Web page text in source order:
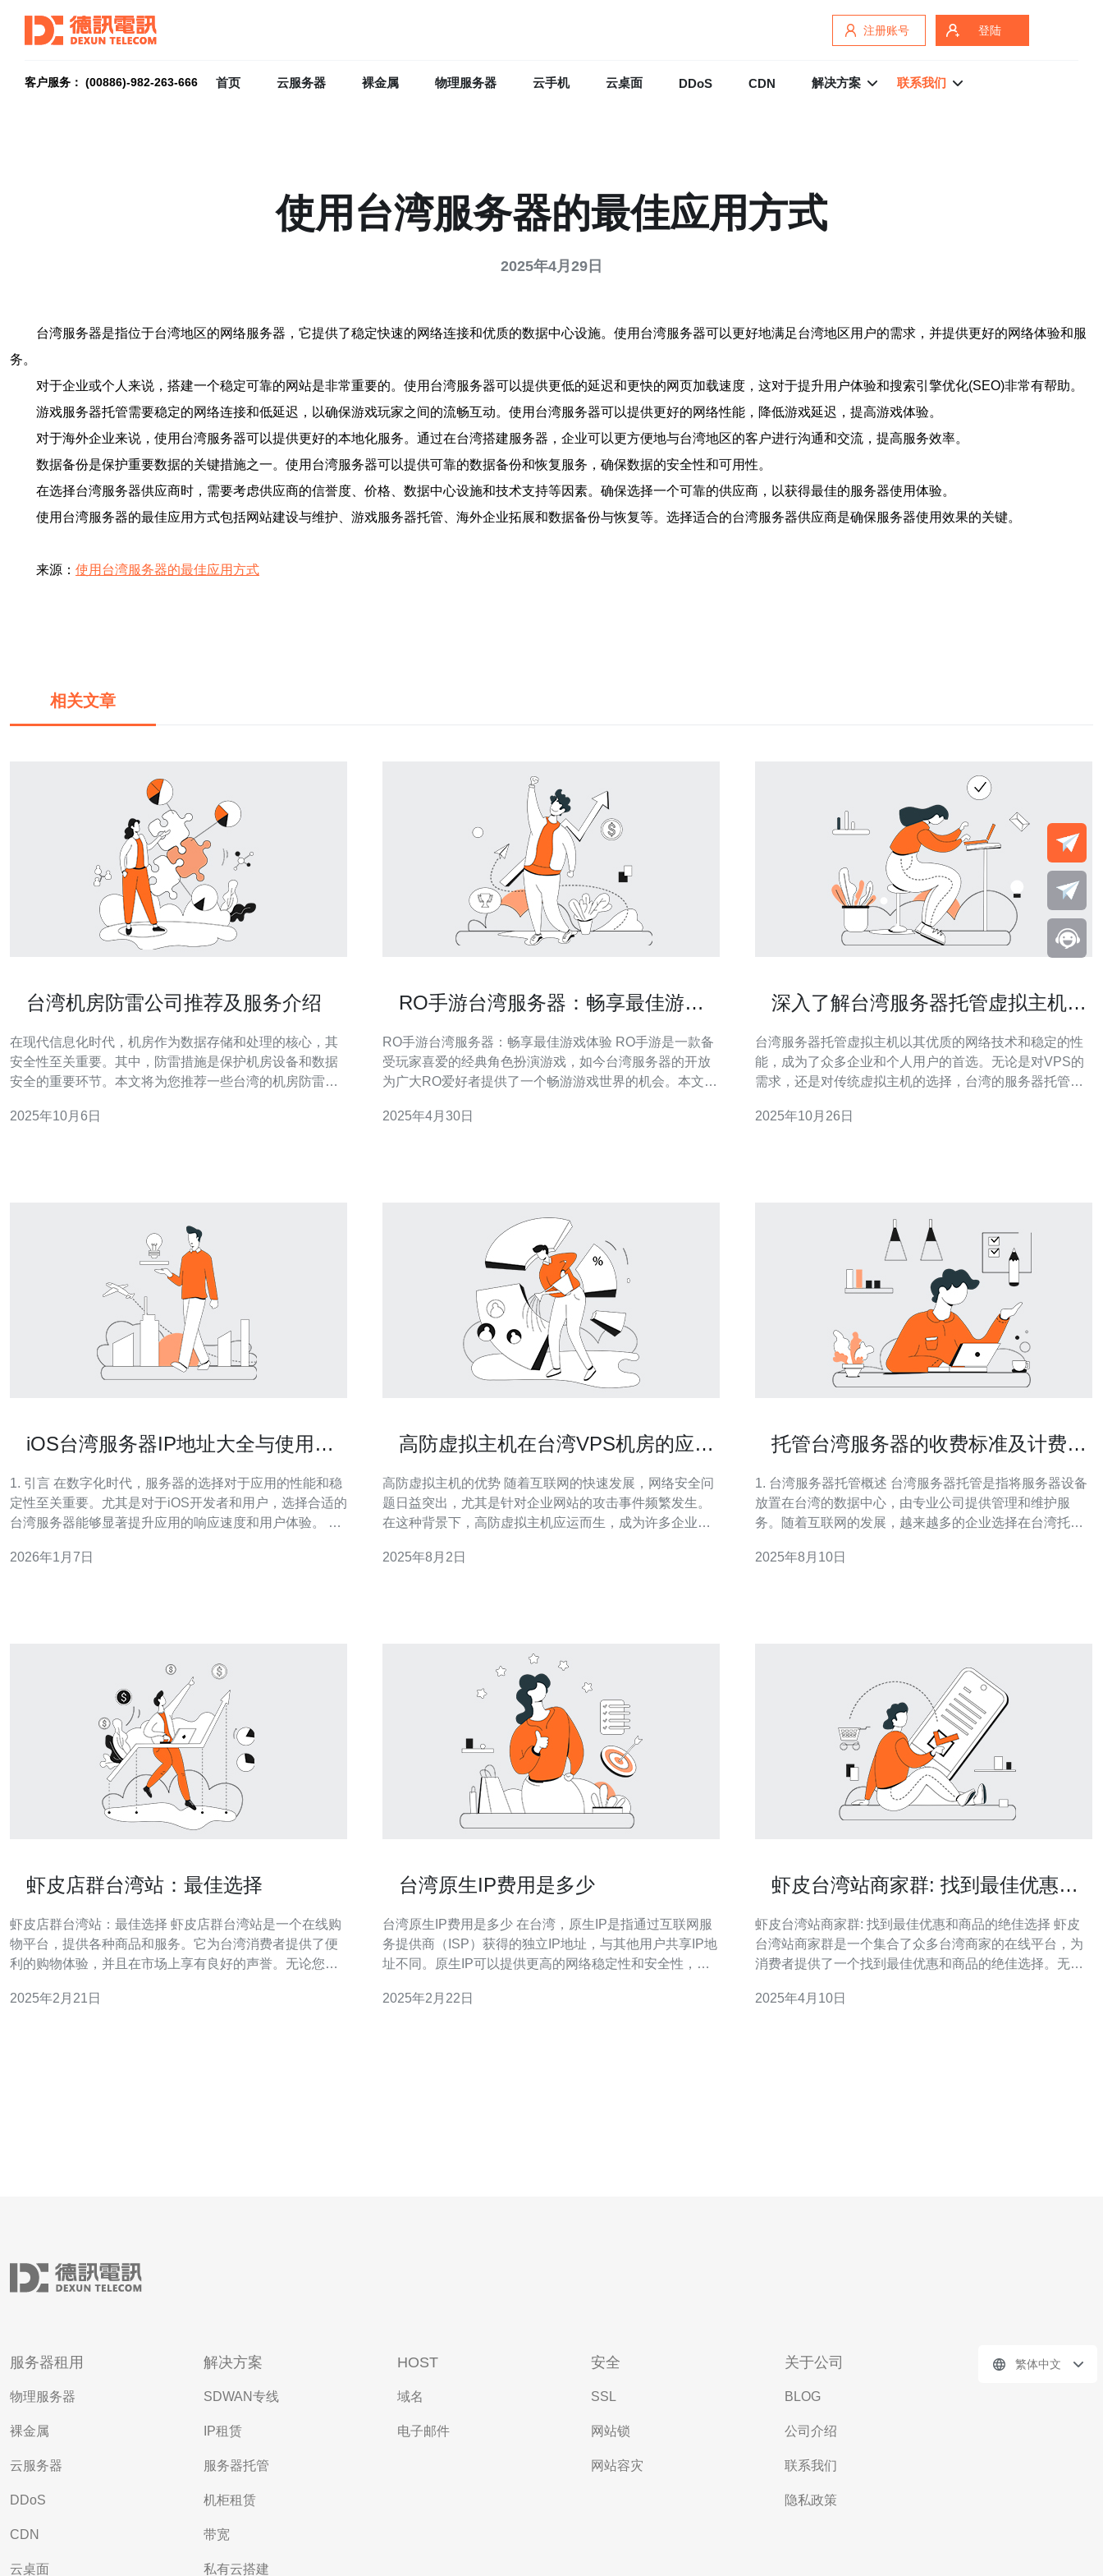
注册账号 登陆
客户服务： (00886)-982-263-666 首页 云服务器 裸金属 物理服务器 云手机 云桌面 DDoS CDN 解决方案 联系我们
使用台湾服务器的最佳应用方式
2025年4月29日
台湾服务器是指位于台湾地区的网络服务器，它提供了稳定快速的网络连接和优质的数据中心设施。使用台湾服务器可以更好地满足台湾地区用户的需求，并提供更好的网络体验和服
务。
对于企业或个人来说，搭建一个稳定可靠的网站是非常重要的。使用台湾服务器可以提供更低的延迟和更快的网页加载速度，这对于提升用户体验和搜索引擎优化(SEO)非常有帮助。
游戏服务器托管需要稳定的网络连接和低延迟，以确保游戏玩家之间的流畅互动。使用台湾服务器可以提供更好的网络性能，降低游戏延迟，提高游戏体验。
对于海外企业来说，使用台湾服务器可以提供更好的本地化服务。通过在台湾搭建服务器，企业可以更方便地与台湾地区的客户进行沟通和交流，提高服务效率。
数据备份是保护重要数据的关键措施之一。使用台湾服务器可以提供可靠的数据备份和恢复服务，确保数据的安全性和可用性。
在选择台湾服务器供应商时，需要考虑供应商的信誉度、价格、数据中心设施和技术支持等因素。确保选择一个可靠的供应商，以获得最佳的服务器使用体验。
使用台湾服务器的最佳应用方式包括网站建设与维护、游戏服务器托管、海外企业拓展和数据备份与恢复等。选择适合的台湾服务器供应商是确保服务器使用效果的关键。
来源： 使用台湾服务器的最佳应用方式
相关文章
台湾机房防雷公司推荐及服务介绍
在现代信息化时代，机房作为数据存储和处理的核心，其
安全性至关重要。其中，防雷措施是保护机房设备和数据
安全的重要环节。本文将为您推荐一些台湾的机房防雷公
雷？ 机房防雷是针对机房设备和数据中心进行雷电防护的
2025年10月6日
RO手游台湾服务器：畅享最佳游戏
RO手游台湾服务器：畅享最佳游戏体验 RO手游是一款备
受玩家喜爱的经典角色扮演游戏，如今台湾服务器的开放
为广大RO爱好者提供了一个畅游游戏世界的机会。本文将
够带来最佳游戏体验。 1. 服务器稳定可靠：RO手游台湾
2025年4月30日
深入了解台湾服务器托管虚拟主机的
台湾服务器托管虚拟主机以其优质的网络技术和稳定的性
能，成为了众多企业和个人用户的首选。无论是对VPS的
需求，还是对传统虚拟主机的选择，台湾的服务器托管都
务和技术支持，帮助用户实现最佳的网络体验。 台湾服务
2025年10月26日
iOS台湾服务器IP地址大全与使用推
1. 引言 在数字化时代，服务器的选择对于应用的性能和稳
定性至关重要。尤其是对于iOS开发者和用户，选择合适的
台湾服务器能够显著提升应用的响应速度和用户体验。 本
供实用的建议和配置示例。 2. 台湾服务器的优势 台湾服务
2026年1月7日
高防虚拟主机在台湾VPS机房的应用
高防虚拟主机的优势 随着互联网的快速发展，网络安全问
题日益突出，尤其是针对企业网站的攻击事件频繁发生。
在这种背景下，高防虚拟主机应运而生，成为许多企业和
防御能力，能够有效抵御各种DDoS攻击和网络入侵，确
2025年8月2日
托管台湾服务器的收费标准及计费方
1. 台湾服务器托管概述 台湾服务器托管是指将服务器设备
放置在台湾的数据中心，由专业公司提供管理和维护服
务。随着互联网的发展，越来越多的企业选择在台湾托管
2025年8月10日
虾皮店群台湾站：最佳选择
虾皮店群台湾站：最佳选择 虾皮店群台湾站是一个在线购
物平台，提供各种商品和服务。它为台湾消费者提供了便
利的购物体验，并且在市场上享有良好的声誉。无论您是
皮店群台湾站都能满足您的需求。 1. 多样化的商品选择：
2025年2月21日
台湾原生IP费用是多少
台湾原生IP费用是多少 在台湾，原生IP是指通过互联网服
务提供商（ISP）获得的独立IP地址，与其他用户共享IP地
址不同。原生IP可以提供更高的网络稳定性和安全性，适
费用是多少呢？下面我们来详细了解。 台湾原生IP的费用
2025年2月22日
虾皮台湾站商家群: 找到最佳优惠和
虾皮台湾站商家群: 找到最佳优惠和商品的绝佳选择 虾皮
台湾站商家群是一个集合了众多台湾商家的在线平台，为
消费者提供了一个找到最佳优惠和商品的绝佳选择。无论
站商家群都能满足您的需求。 虾皮台湾站商家群与各大品
2025年4月10日
服务器租用
物理服务器
裸金属
云服务器
DDoS
CDN
云桌面
解决方案
SDWAN专线
IP租赁
服务器托管
机柜租赁
带宽
私有云搭建
HOST
域名
电子邮件
安全
SSL
网站锁
网站容灾
关于公司
BLOG
公司介绍
联系我们
隐私政策
繁体中文